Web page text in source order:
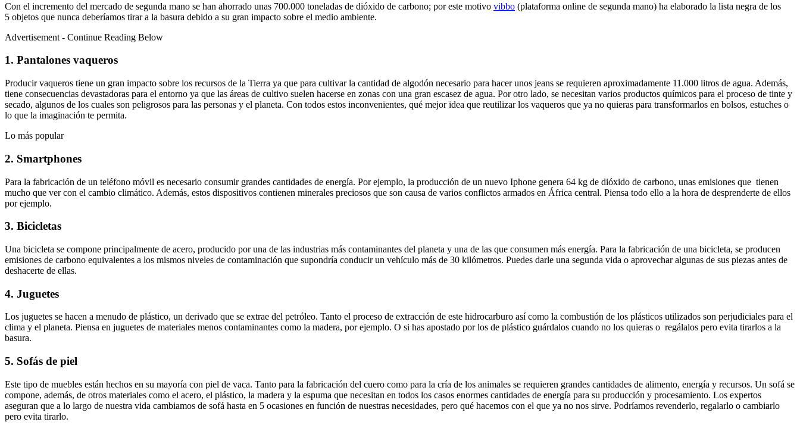
Con el incremento del mercado de segunda mano se han ahorrado unas 700.000 toneladas de dióxido de carbono; por este motivo vibbo (plataforma online de segunda mano) ha elaborado la lista negra de los
5 objetos que nunca deberíamos tirar a la basura debido a su gran impacto sobre el medio ambiente.
Advertisement - Continue Reading Below
1. Pantalones vaqueros
Producir vaqueros tiene un gran impacto sobre los recursos de la Tierra ya que para cultivar la cantidad de algodón necesario para hacer unos jeans se requieren aproximadamente 11.000 litros de agua. Además,
tiene consecuencias devastadoras para el entorno ya que las áreas de cultivo suelen hacerse en zonas con una gran escasez de agua. Por otro lado, se necesitan varios productos químicos para el proceso de tinte y
secado, algunos de los cuales son peligrosos para las personas y el planeta. Con todos estos inconvenientes, qué mejor idea que reutilizar los vaqueros que ya no quieras para transformarlos en bolsos, estuches o
lo que la imaginación te permita.
Lo más popular
2. Smartphones
Para la fabricación de un teléfono móvil es necesario consumir grandes cantidades de energía. Por ejemplo, la producción de un nuevo Iphone genera 64 kg de dióxido de carbono, unas emisiones que tienen
mucho que ver con el cambio climático. Además, estos dispositivos contienen minerales preciosos que son causa de varios conflictos armados en África central. Piensa todo ello a la hora de desprenderte de ellos
por ejemplo.
3. Bicicletas
Una bicicleta se compone principalmente de acero, producido por una de las industrias más contaminantes del planeta y una de las que consumen más energía. Para la fabricación de una bicicleta, se producen
emisiones de carbono equivalentes a los mismos niveles de contaminación que supondría conducir un vehículo más de 30 kilómetros. Puedes darle una segunda vida o aprovechar algunas de sus piezas antes de
deshacerte de ellas.
4. Juguetes
Los juguetes se hacen a menudo de plástico, un derivado que se extrae del petróleo. Tanto el proceso de extracción de este hidrocarburo así como la combustión de los plásticos utilizados son perjudiciales para el
clima y el planeta. Piensa en juguetes de materiales menos contaminantes como la madera, por ejemplo. O si has apostado por los de plástico guárdalos cuando no los quieras o regálalos pero evita tirarlos a la
basura.
5. Sofás de piel
Este tipo de muebles están hechos en su mayoría con piel de vaca. Tanto para la fabricación del cuero como para la cría de los animales se requieren grandes cantidades de alimento, energía y recursos. Un sofá se
compone, además, de otros materiales como el acero, el plástico, la madera y la espuma que necesitan en todos los casos enormes cantidades de energía para su producción y procesamiento. Los expertos
aseguran que a lo largo de nuestra vida cambiamos de sofá hasta en 5 ocasiones en función de nuestras necesidades, pero qué hacemos con el que ya no nos sirve. Podríamos revenderlo, regalarlo o cambiarlo
pero evita tirarlo.